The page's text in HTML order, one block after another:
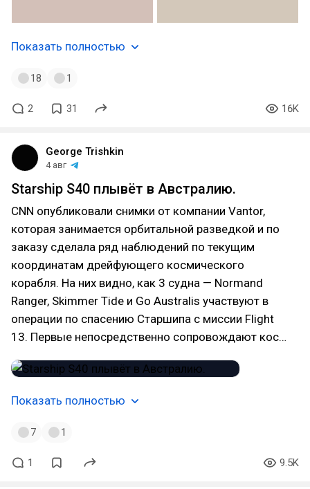
Показать полностью
18 1
2 31 16K
George Trishkin
4 авг
Starship S40 плывёт в Австралию.
CNN опубликовали снимки от компании Vantor,
которая занимается орбитальной разведкой и по
заказу сделала ряд наблюдений по текущим
координатам дрейфующего космического
корабля. На них видно, как 3 судна — Normand
Ranger, Skimmer Tide и Go Australis участвуют в
операции по спасению Старшипа с миссии Flight
13. Первые непосредственно сопровождают кос…
Показать полностью
7 1
1 9.5K